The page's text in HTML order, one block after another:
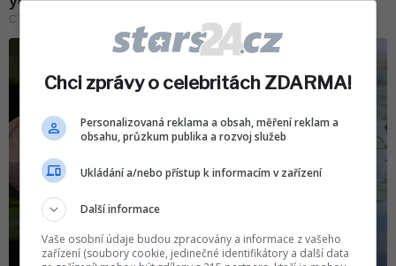
Chci zprávy o celebritách ZDARMA!
Personalizovaná reklama a obsah, měření reklam a
obsahu, průzkum publika a rozvoj služeb
Ukládání a/nebo přístup k informacím v zařízení
Další informace
Vaše osobní údaje budou zpracovány a informace z vašeho
zařízení (soubory cookie, jedinečné identifikátory a další data